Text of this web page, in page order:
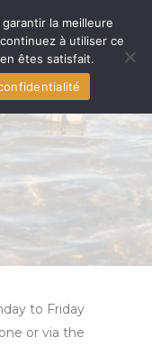
to Friday
or via the
la meilleure
à utiliser ce
êtes satisfait.